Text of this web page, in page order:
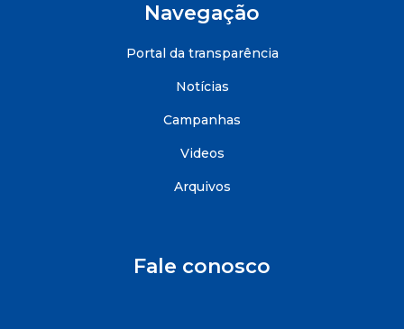
Navegação
Portal da transparência
Notícias
Campanhas
Videos
Arquivos
Fale conosco